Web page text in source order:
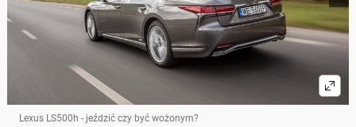
Lexus LS500h - jeździć czy być wożonym?